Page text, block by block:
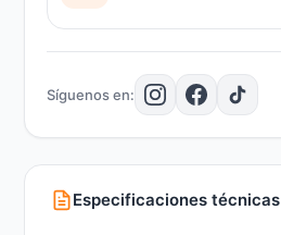
Especificaciones técnicas
Síguenos en: